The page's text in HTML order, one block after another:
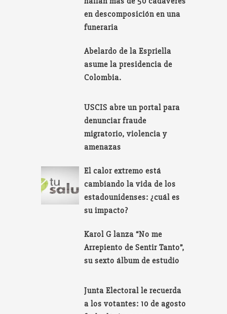
en descomposición en una
funeraria
Abelardo de la Espriella
asume la presidencia de
Colombia.
USCIS abre un portal para
denunciar fraude
migratorio, violencia y
amenazas
El calor extremo está
cambiando la vida de los
estadounidenses: ¿cuál es
su impacto?
Karol G lanza “No me
Arrepiento de Sentir Tanto”,
su sexto álbum de estudio
Junta Electoral le recuerda
a los votantes: 10 de agosto